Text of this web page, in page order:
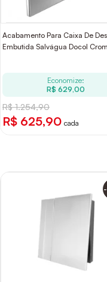
Acabamento Para Caixa De
Embutida Salvágua Docol
Economize:
R$ 629,00
R$ 1.254,90
R$ 625,90 cada